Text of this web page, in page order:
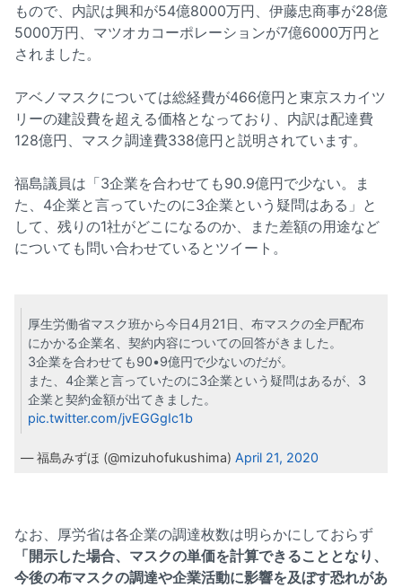
もので、内訳は興和が54億8000万円、伊藤忠商事が28億
5000万円、マツオカコーポレーションが7億6000万円と
されました。
アベノマスクについては総経費が466億円と東京スカイツ
リーの建設費を超える価格となっており、内訳は配達費
128億円、マスク調達費338億円と説明されています。
福島議員は「3企業を合わせても90.9億円で少ない。ま
た、4企業と言っていたのに3企業という疑問はある」と
して、残りの1社がどこになるのか、また差額の用途など
についても問い合わせているとツイート。
厚生労働省マスク班から今日4月21日、布マスクの全戸配布
にかかる企業名、契約内容についての回答がきました。
3企業を合わせても90•9億円で少ないのだが。
また、4企業と言っていたのに3企業という疑問はあるが、3
企業と契約金額が出てきました。
pic.twitter.com/jvEGGgIc1b
— 福島みずほ (@mizuhofukushima)April 21, 2020
なお、厚労省は各企業の調達枚数は明らかにしておらず
「開示した場合、マスクの単価を計算できることとなり、
今後の布マスクの調達や企業活動に影響を及ぼす恐れがあ